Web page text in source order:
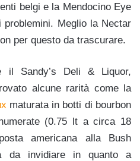
belgi e la Mendocino Eye
Meglio la Nectar
per questo da trascurare.
il Sandy’s Deli & Liquor,
alcune rarità come la
maturata in botti di bourbon
(0.75 lt a circa 18
americana alla Bush
da invidiare in quanto a